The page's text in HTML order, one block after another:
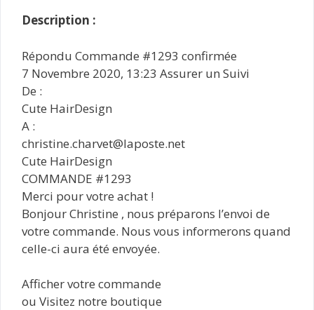
Description :
Répondu Commande #1293 confirmée
7 Novembre 2020, 13:23 Assurer un Suivi
De :
Cute HairDesign
A :
christine.charvet@laposte.net
Cute HairDesign
COMMANDE #1293
Merci pour votre achat !
Bonjour Christine , nous préparons l’envoi de
votre commande. Nous vous informerons quand
celle-ci aura été envoyée.
Afficher votre commande
ou Visitez notre boutique